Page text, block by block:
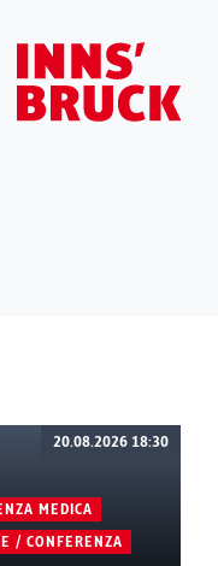
MEDICA
/ CONFERENZA
20.08.2026 18:30